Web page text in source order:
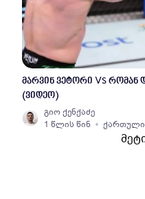
მარვინ ვეტორი VS
(ვიდეო)
გიო ქენქაძე
1 წლის წინ